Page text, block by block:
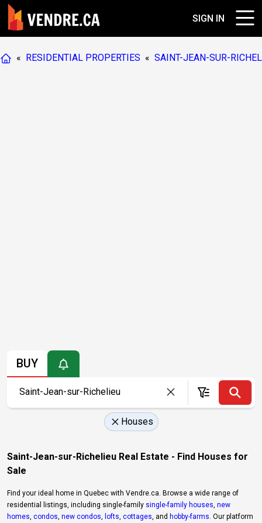
SIGN IN
« RESIDENTIAL PROPERTIES « SAINT-JEAN-SUR-
BUY
Houses
Saint-Jean-sur-Richelieu Real Estate - Find Houses for
Sale
Find your ideal home in Quebec with Vendre.ca. Browse a wide range of
residential listings, including single-family single-family houses new
homes condos new condos lofts cottages , and hobby-farms . Our platform